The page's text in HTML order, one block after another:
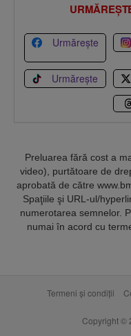
Urmărește
Urmărește
Preluarea fără cost a
video), purtătoare de
aprobată de către
Spaţiile şi URL-ul/
numerotarea semnelor.
numai în acord cu
Termeni și condiții
Copyright ©